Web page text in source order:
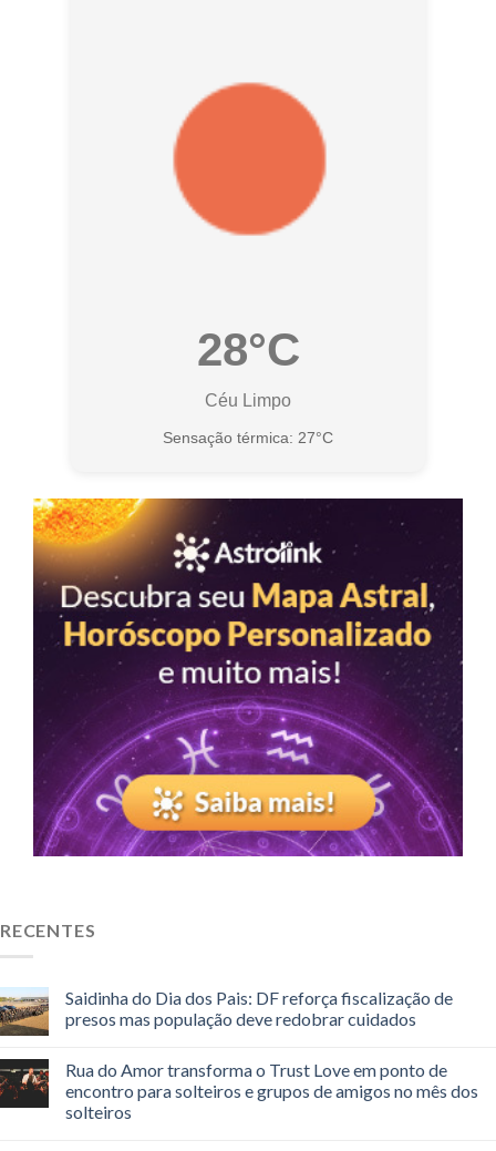
28°C
Céu Limpo
Sensação térmica: 27°C
RECENTES
Saidinha do Dia dos Pais: DF reforça fiscalização de
presos mas população deve redobrar cuidados
Rua do Amor transforma o Trust Love em ponto de
encontro para solteiros e grupos de amigos no mês dos
solteiros